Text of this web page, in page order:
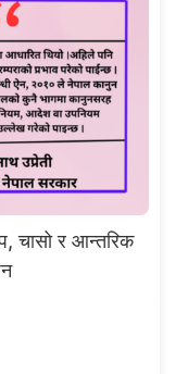
चासो र आन्तरिक